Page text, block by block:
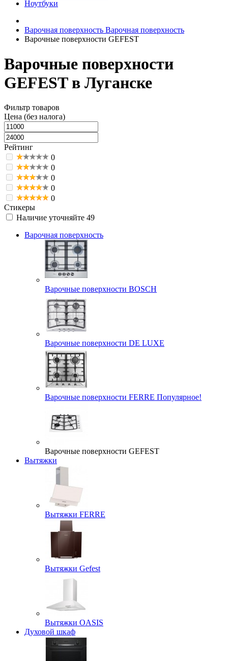
Ноутбуки
Варочная поверхность Варочная поверхность
Варочные поверхности GEFEST
Варочные поверхности
GEFEST в Луганске
Фильтр товаров
Цена (без налога)
Рейтинг
0
0
0
0
0
Стикеры
Наличие уточняйте 49
Варочная поверхность
Варочные поверхности BOSCH
Варочные поверхности DE LUXE
Варочные поверхности FERRE Популярное!
Варочные поверхности GEFEST
Вытяжки
Вытяжки FERRE
Вытяжки Gefest
Вытяжки OASIS
Духовой шкаф